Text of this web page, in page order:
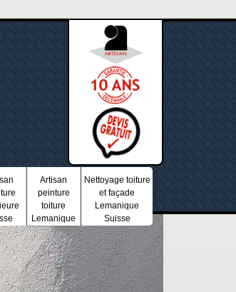
Artisan
peinture
toiture
Lemanique
Nettoyage toiture
et façade
Lemanique
Suisse